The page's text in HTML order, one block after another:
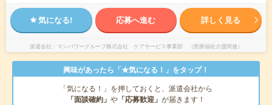
気になる! 応募へ進む 詳しく見る
派遣会社 マンパワーグループ株式会社 ケアサービス事業部 （医療福祉介護関連）
興味があったら「★気になる！」をタップ！
「気になる！」を押しておくと、派遣会社から
「面談確約」 や 「応募歓迎」 が届きます！